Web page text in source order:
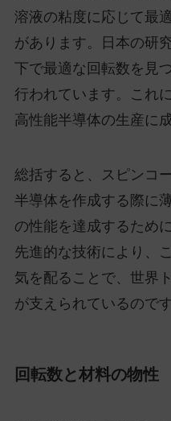
溶液の粘度に応じて最
があります。日本の研
下で最適な回転数を見
行われています。これ
高性能半導体の生産に
総括すると、スピンコ
半導体を作成する際に
の性能を達成するため
先進的な技術により、
気を配ることで、世界
が支えられているのです
回転数と材料の物性